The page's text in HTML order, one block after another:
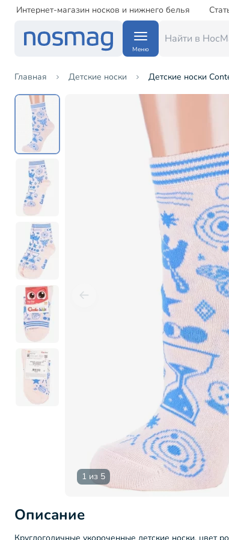
Интернет-магазин носков и нижнего белья
Меню
Главная Детские носки Детские носки
1 из 5
Описание